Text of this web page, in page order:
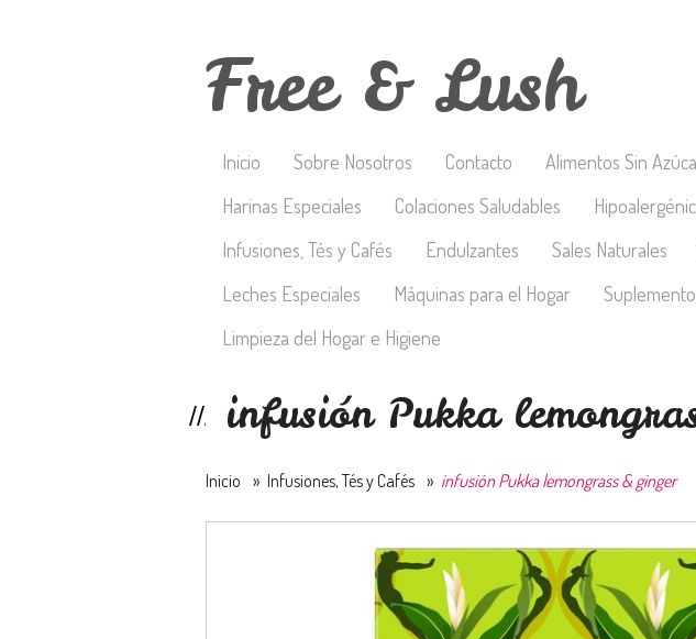
Free & Lush
Inicio Sobre Nosotros Contacto Alimentos Sin
Harinas Especiales
Colaciones Saludables
Infusiones, Tés y Cafés
Endulzantes Sales Naturales
Leches Especiales
Máquinas para el Hogar
Limpieza del Hogar e Higiene
infusión Pukka
Inicio » Infusiones, Tés y Cafés » infusión Pukka lemongrass & ginger